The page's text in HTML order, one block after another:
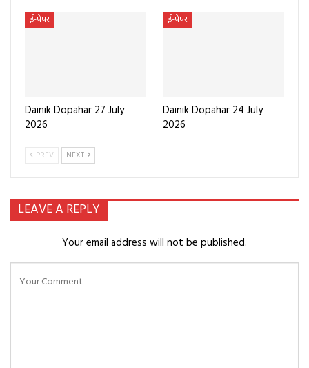
ई-पेपर
Dainik Dopahar 27 July
2026
ई-पेपर
Dainik Dopahar 24 July
2026
PREV NEXT
LEAVE A REPLY
Your email address will not be published.